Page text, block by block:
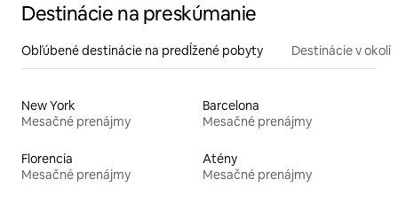
Destinácie na preskúmanie
Obľúbené destinácie na predĺžené pobyty Destinácie v okolí
New York
Mesačné prenájmy
Barcelona
Mesačné prenájmy
Florencia
Mesačné prenájmy
Atény
Mesačné prenájmy